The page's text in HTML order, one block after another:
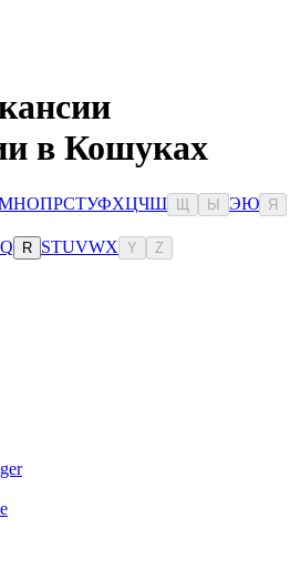
в Кошуках
НОПРСТУФХЦЧШ Ы ЭЮ Я
Q R STUVWX Y Z